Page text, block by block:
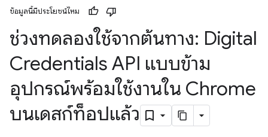
ข้อมูลนี้มีประโยชน์ไหม
ช่วงทดลองใช้จากต้นทาง: Digital
Credentials API แบบข้าม
อุปกรณ์พร้อมใช้งานใน Chrome
บนเดสก์ท็อปแล้ว